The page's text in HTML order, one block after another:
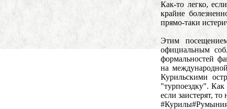
Как-то легко,
крайне
прямо-таки
Этим
официальным
формальностей
на
Курильскими
"турпоездку". Как
если заистерят,